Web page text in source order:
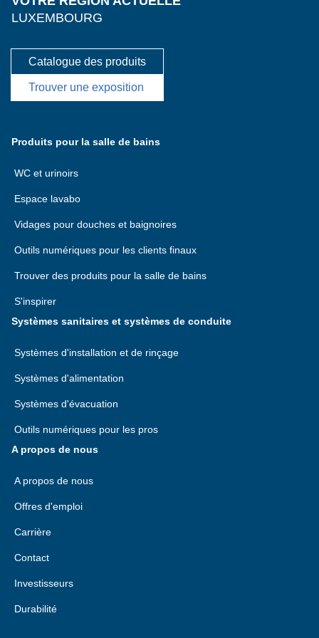
LUXEMBOURG
Catalogue des produits
Trouver une exposition
Produits pour la salle de bains
WC et urinoirs
Espace lavabo
Vidages pour douches et baignoires
Outils numériques pour les clients finaux
Trouver des produits pour la salle de bains
S'inspirer
Systèmes sanitaires et systèmes de conduite
Systèmes d'installation et de rinçage
Systèmes d'alimentation
Systèmes d'évacuation
Outils numériques pour les pros
A propos de nous
A propos de nous
Offres d'emploi
Carrière
Contact
Investisseurs
Durabilité